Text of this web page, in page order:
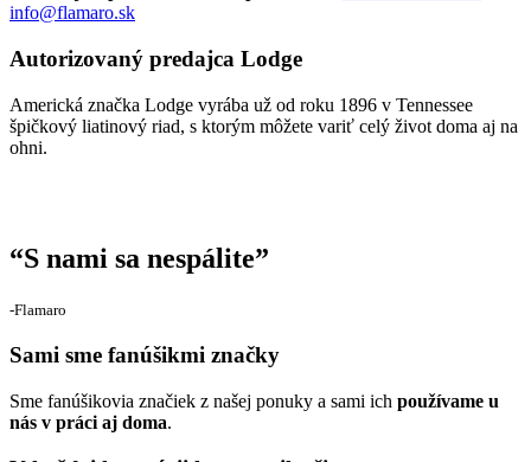
info@flamaro.sk
Autorizovaný predajca Lodge
Americká značka Lodge vyrába už od roku 1896 v Tennessee
špičkový liatinový riad, s ktorým môžete variť celý život doma aj na
ohni.
“S nami sa nespálite”
‐Flamaro
Sami sme fanúšikmi značky
Sme fanúšikovia značiek z našej ponuky a sami ich používame u
nás v práci aj doma.